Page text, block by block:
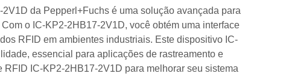
da Pepperl+Fuchs é uma solução avançada para
o IC-KP2-2HB17-2V1D, você obtém uma interface
RFID em ambientes industriais. Este dispositivo IC-
essencial para aplicações de rastreamento e
IC-KP2-2HB17-2V1D para melhorar seu sistema